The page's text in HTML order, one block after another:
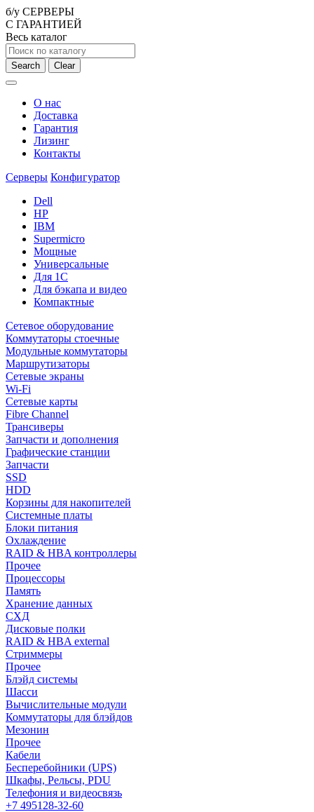
б/у СЕРВЕРЫ
С ГАРАНТИЕЙ
Весь каталог
Search Clear
О нас
Доставка
Гарантия
Лизинг
Контакты
Серверы Конфигуратор
Dell
HP
IBM
Supermicro
Мощные
Универсальные
Для 1С
Для бэкапа и видео
Компактные
Сетевое оборудование
Коммутаторы стоечные
Модульные коммутаторы
Маршрутизаторы
Сетевые экраны
Wi-Fi
Сетевые карты
Fibre Channel
Трансиверы
Запчасти и дополнения
Графические станции
Запчасти
SSD
HDD
Корзины для накопителей
Системные платы
Блоки питания
Охлаждение
RAID & HBA контроллеры
Прочее
Процессоры
Память
Хранение данных
СХД
Дисковые полки
RAID & HBA external
Стриммеры
Прочее
Блэйд системы
Шасси
Вычислительные модули
Коммутаторы для блэйдов
Мезонин
Прочее
Кабели
Бесперебойники (UPS)
Шкафы, Рельсы, PDU
Телефония и видеосвязь
+7 495128-32-60